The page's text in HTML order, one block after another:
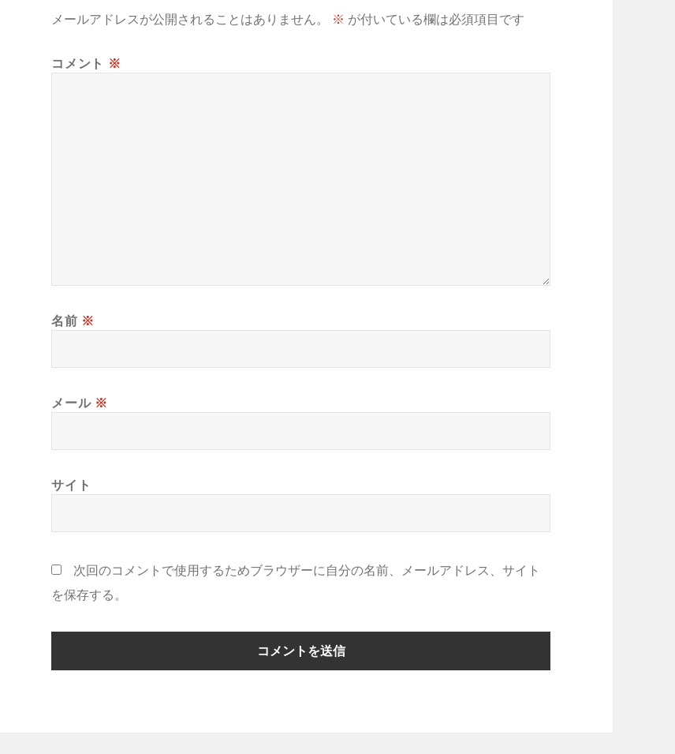
メールアドレスが公開されることはありません。 ※ が付いている欄は必須項目です
コメント ※
名前 ※
メール ※
サイト
次回のコメントで使用するためブラウザーに自分の名前、メールアドレス、サイト
を保存する。